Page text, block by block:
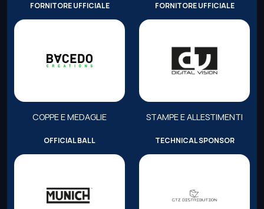
FORNITORE UFFICIALE
COPPE E MEDAGLIE
FORNITORE UFFICIALE
STAMPE E ALLESTIMENTI
OFFICIAL BALL TECHNICAL SPONSOR